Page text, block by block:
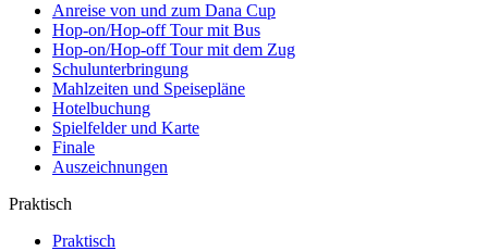
Anreise von und zum Dana Cup
Hop-on/Hop-off Tour mit Bus
Hop-on/Hop-off Tour mit dem Zug
Schulunterbringung
Mahlzeiten und Speisepläne
Hotelbuchung
Spielfelder und Karte
Finale
Auszeichnungen
Praktisch
Praktisch